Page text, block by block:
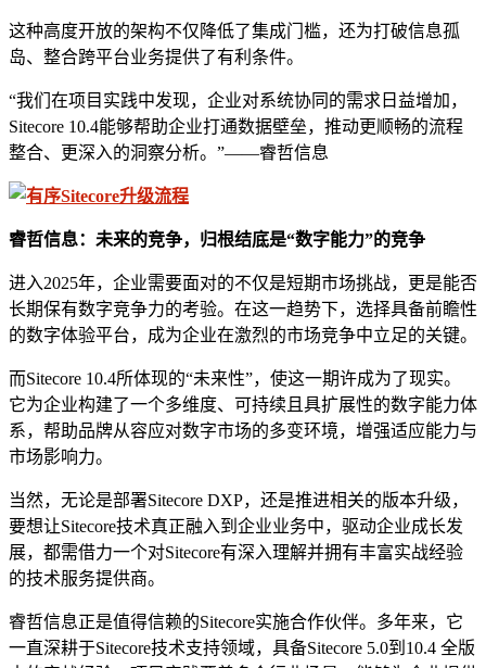
这种高度开放的架构不仅降低了集成门槛，还为打破信息孤
岛、整合跨平台业务提供了有利条件。
“我们在项目实践中发现，企业对系统协同的需求日益增加，
Sitecore 10.4能够帮助企业打通数据壁垒，推动更顺畅的流程
整合、更深入的洞察分析。”——睿哲信息
睿哲信息： 未来的竞争， 归根结底是“数字能力”的竞争
进入2025年，企业需要面对的不仅是短期市场挑战，更是能否
长期保有数字竞争力的考验。在这一趋势下，选择具备前瞻性
的数字体验平台，成为企业在激烈的市场竞争中立足的关键。
而Sitecore 10.4所体现的“未来性”，使这一期许成为了现实。
它为企业构建了一个多维度、可持续且具扩展性的数字能力体
系，帮助品牌从容应对数字市场的多变环境，增强适应能力与
市场影响力。
当然，无论是部署Sitecore DXP，还是推进相关的版本升级，
要想让Sitecore技术真正融入到企业业务中，驱动企业成长发
展，都需借力一个对Sitecore有深入理解并拥有丰富实战经验
的技术服务提供商。
睿哲信息正是值得信赖的Sitecore实施合作伙伴。多年来，它
一直深耕于Sitecore技术支持领域，具备Sitecore 5.0到10.4 全版